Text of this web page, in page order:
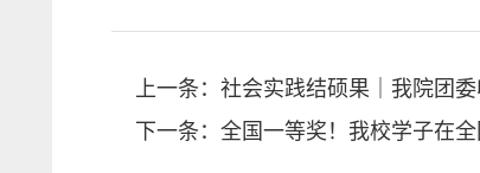
上一条： 社会实践结硕果｜我院团
下一条： 全国一等奖！我校学子在